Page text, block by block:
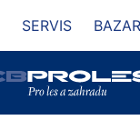
SERVIS BAZAR